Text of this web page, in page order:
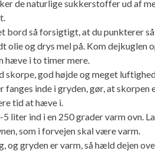
de naturlige sukkerstoffer ud af
bord så forsigtigt, at du punkterer
olie og drys mel på. Kom
hæve i to timer mere.
skorpe, god højde og meget
fanges inde i gryden, gør, at
tid at hæve i.
5 liter ind i en 250 grader varm ovn.
som i forvejen skal være varm.
og gryden er varm, så hæld dejen